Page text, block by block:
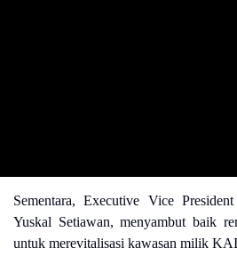
Sementara, Executive Vice
Yuskal Setiawan, menyambut baik
untuk merevitalisasi kawasan milik